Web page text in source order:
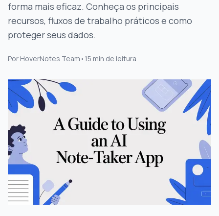
forma mais eficaz. Conheça os principais
recursos, fluxos de trabalho práticos e como
proteger seus dados.
Por HoverNotes Team • 15 min de leitura